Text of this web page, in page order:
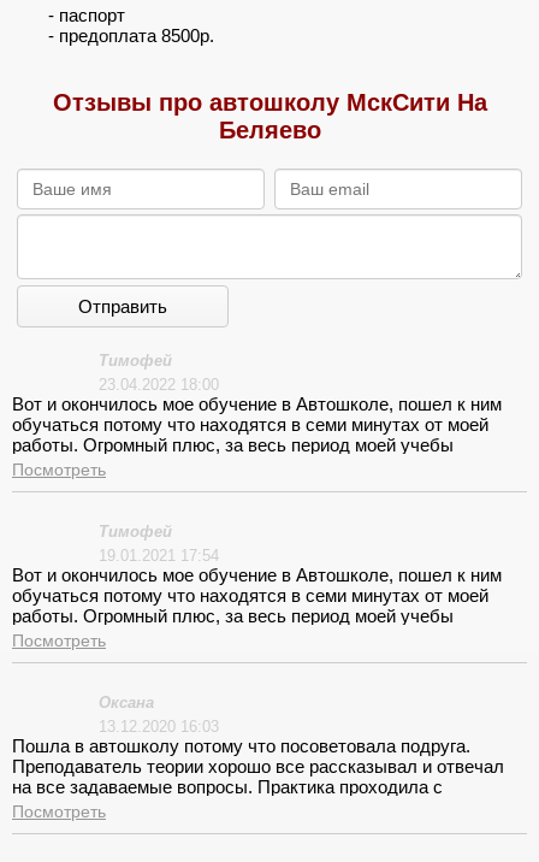
- паспорт
- предоплата 8500р.
Отзывы про автошколу МскСити На
Беляево
Отправить
Тимофей
23.04.2022 18:00
Вот и окончилось мое обучение в Автошколе, пошел к ним
обучаться потому что находятся в семи минутах от моей
работы. Огромный плюс, за весь период моей учебы
стоимость не изменилась, никаких дополнительных
вложений мне не понадобилось. Но само больше хочу
профессионализм. Это были не просто откатанные часы, а
это было на столько интересно каждый раз была проверка
ПДД, что огромный плюс было во время экзамена, так как
мне лично проще запоминать когда где-то применяется!
Посмотреть
Тимофей
19.01.2021 17:54
Вот и окончилось мое обучение в Автошколе, пошел к ним
обучаться потому что находятся в семи минутах от моей
работы. Огромный плюс, за весь период моей учебы
стоимость не изменилась, никаких дополнительных
вложений мне не понадобилось. Но само больше хочу
профессионализм. Это были не просто откатанные часы, а
это было на столько интересно каждый раз была проверка
ПДД, что огромный плюс было во время экзамена, так как
мне лично проще запоминать когда где-то применяется!
Посмотреть
Оксана
13.12.2020 16:03
Пошла в автошколу потому что посоветовала подруга.
Преподаватель теории хорошо все рассказывал и отвечал
на все задаваемые вопросы. Практика проходила с
Александром Викторовичем – хороший инструктор,
терпеливый, спокойно все проговаривал, не считая того что
Посмотреть